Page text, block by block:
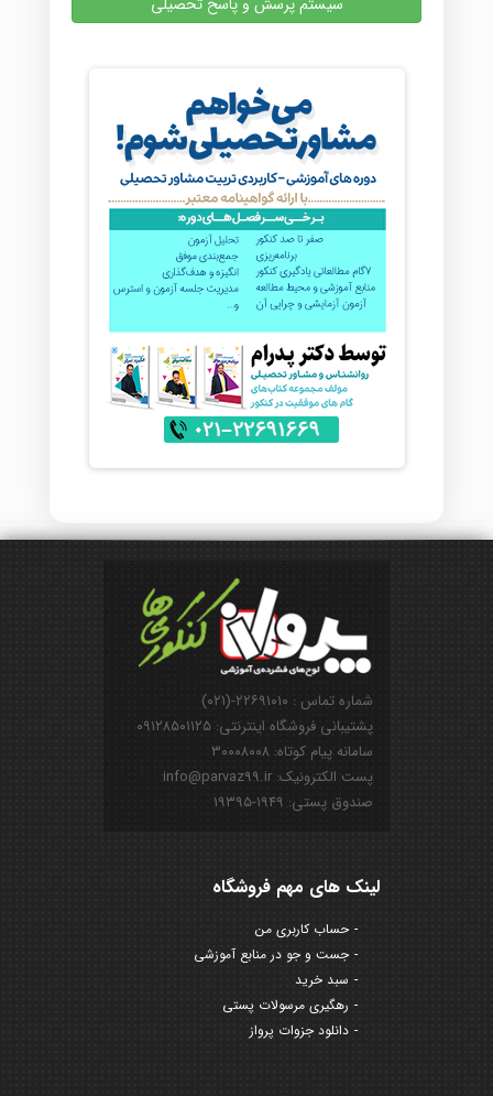
شماره تماس : ۲۲۶۹۱۰۱۰-(۰۲۱)
پشتیبانی فروشگاه اینترنتی: ۰۹۱۲۸۵۰۱۱۲۵
سامانه پیام کوتاه: ۳۰۰۰۸۰۰۸
پست الکترونیک: info@parvaz99.ir
صندوق پستی: ۱۹۴۹-۱۹۳۹۵
لینک های مهم فروشگاه
حساب کاربری من
جست و جو در منابع آموزشی
سبد خرید
رهگیری مرسولات پستی
دانلود جزوات پرواز